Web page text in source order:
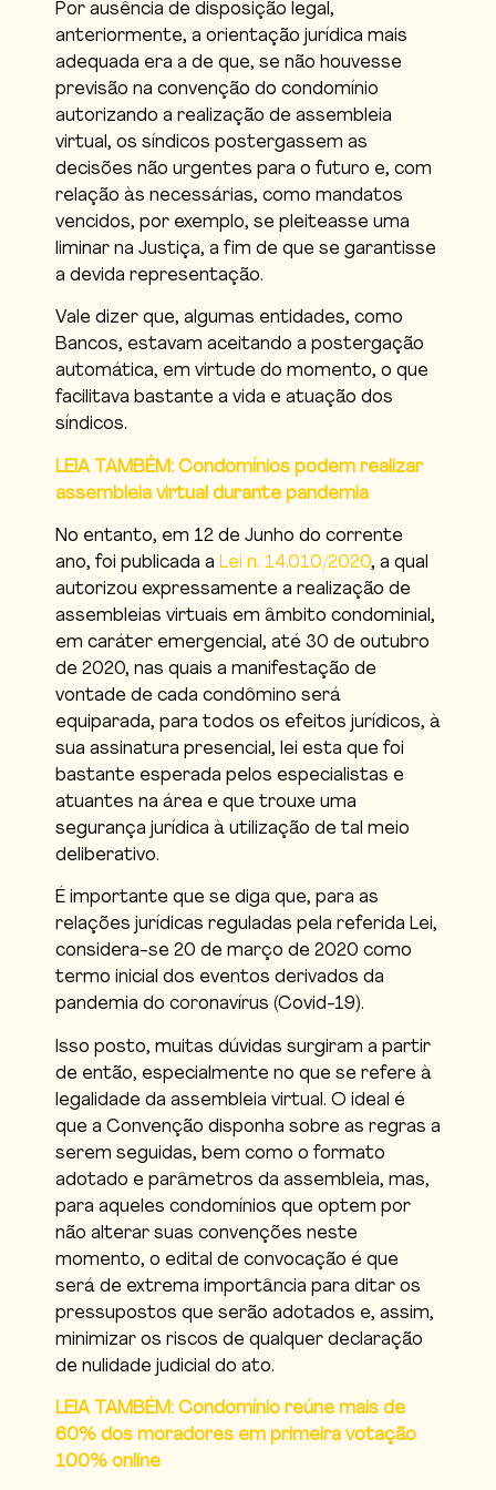
Por ausência de disposição legal,
anteriormente, a orientação jurídica mais
adequada era a de que, se não houvesse
previsão na convenção do condomínio
autorizando a realização de assembleia
virtual, os síndicos postergassem as
decisões não urgentes para o futuro e, com
relação às necessárias, como mandatos
vencidos, por exemplo, se pleiteasse uma
liminar na Justiça, a fim de que se garantisse
a devida representação.
Vale dizer que, algumas entidades, como
Bancos, estavam aceitando a postergação
automática, em virtude do momento, o que
facilitava bastante a vida e atuação dos
síndicos.
LEIA TAMBÉM: Condomínios podem realizar
assembleia virtual durante pandemia
No entanto, em 12 de Junho do corrente
ano, foi publicada a Lei n. 14.010/2020, a qual
autorizou expressamente a realização de
assembleias virtuais em âmbito condominial,
em caráter emergencial, até 30 de outubro
de 2020, nas quais a manifestação de
vontade de cada condômino será
equiparada, para todos os efeitos jurídicos, à
sua assinatura presencial, lei esta que foi
bastante esperada pelos especialistas e
atuantes na área e que trouxe uma
segurança jurídica à utilização de tal meio
deliberativo.
É importante que se diga que, para as
relações jurídicas reguladas pela referida Lei,
considera-se 20 de março de 2020 como
termo inicial dos eventos derivados da
pandemia do coronavírus (Covid-19).
Isso posto, muitas dúvidas surgiram a partir
de então, especialmente no que se refere à
legalidade da assembleia virtual. O ideal é
que a Convenção disponha sobre as regras a
serem seguidas, bem como o formato
adotado e parâmetros da assembleia, mas,
para aqueles condomínios que optem por
não alterar suas convenções neste
momento, o edital de convocação é que
será de extrema importância para ditar os
pressupostos que serão adotados e, assim,
minimizar os riscos de qualquer declaração
de nulidade judicial do ato.
LEIA TAMBÉM: Condomínio reúne mais de
60% dos moradores em primeira votação
100% online